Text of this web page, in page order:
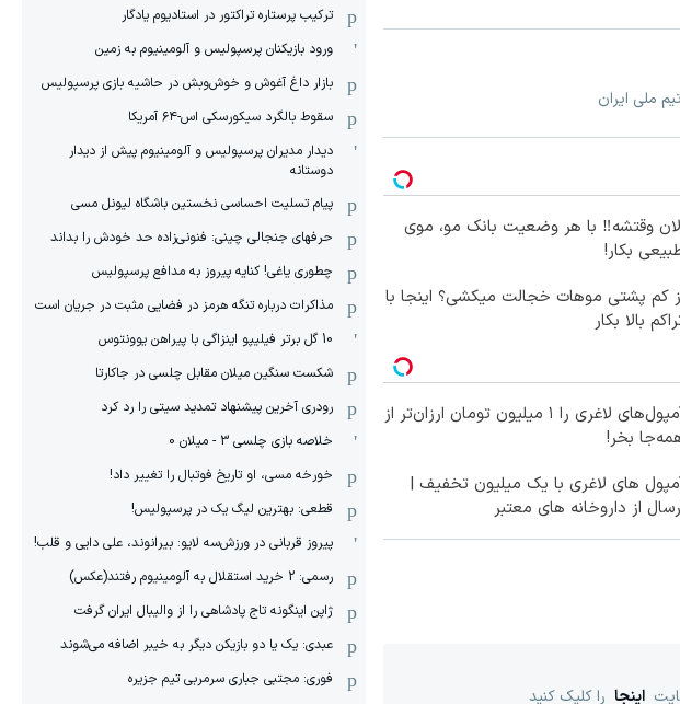
ملی ایران
وقتشه‼️ با هر وضعیت بانک مو، موی
بکار!
کم پشتی موهات خجالت میکشی؟ اینجا با
بالا بکار
آمپول‌های لاغری را ۱ میلیون تومان ارزان‌تر از
بخر!
های لاغری با یک میلیون تخفیف |
از داروخانه های معتبر
اینجا را کلیک کنید
ترکیب پرستاره تراکتور در استادیوم یادگار
ورود بازیکنان پرسپولیس و آلومینیوم به زمین
بازار داغ آغوش و خوش‌و‌بش در حاشیه بازی پرسپولیس
سقوط بالگرد سیکورسکی اس-۶۴ آمریکا
دیدار مدیران پرسپولیس و آلومینیوم پیش از دیدار
دوستانه
پیام تسلیت احساسی نخستین باشگاه لیونل مسی
حرفهای جنجالی چینی: فنونی‌زاده حد خودش را بداند
چطوری یاغی! کنایه پیروز به مدافع پرسپولیس
مذاکرات درباره تنگه هرمز در فضایی مثبت در جریان است
10 گل برتر فیلیپو اینزاگی با پیراهن یوونتوس
شکست سنگین میلان مقابل چلسی در جاکارتا
رودری آخرین پیشنهاد تمدید سیتی را رد کرد
خلاصه بازی چلسی 3 - میلان 0
خورخه مسی، او تاریخ فوتبال را تغییر داد!
قطعی: بهترین لیگ یک در پرسپولیس!
پیروز قربانی در ورزش‌سه لایو: بیرانوند، علی دایی و قلب!
رسمی: 2 خرید استقلال به آلومینیوم رفتند(عکس)
ژاپن اینگونه تاج پادشاهی را از والیبال ایران گرفت
عبدی: یک یا دو بازیکن دیگر به خیبر اضافه می‌شوند
فوری: مجتبی جباری سرمربی تیم جزیره